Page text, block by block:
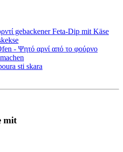
gebackener Feta-Dip mit Käse
- Ψητό αρνί από το φούρνο
sti skara
mit